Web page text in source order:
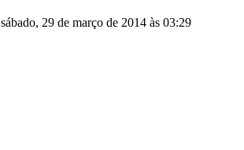
sábado, 29 de março de 2014 às 03:29